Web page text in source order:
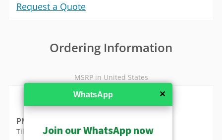
Request a Quote
Ordering Information
MSRP in United States
PMAX-0336
Tilt Wedge (Bronze) for PMAX-0332
✕
WhatsApp
Join our WhatsApp now